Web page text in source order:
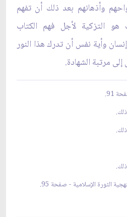
وأذهانهم بعد ذلك أن تفهم
هو التزكية لأجل فهم الكتاب
وأية نفس أن تدرك هذا النور
مرتبة الشهادة.